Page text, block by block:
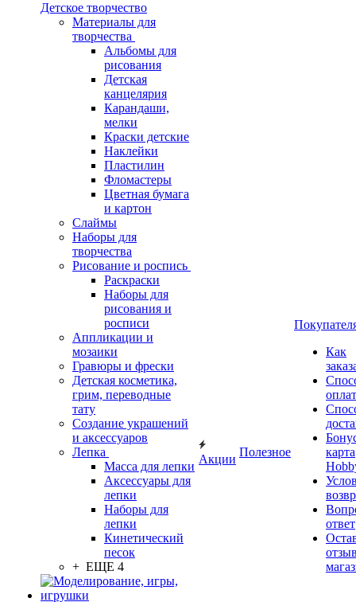
Детское творчество
Материалы для
творчества
Альбомы для
рисования
Детская
канцелярия
Карандаши,
мелки
Краски детские
Наклейки
Пластилин
Фломастеры
Цветная бумага
и картон
Слаймы
Наборы для
творчества
Рисование и роспись
Раскраски
Наборы для
рисования и
росписи
Аппликации и
мозаики
Гравюры и фрески
Детская косметика,
грим, переводные
тату
Создание украшений
и аксессуаров
Лепка
Масса для лепки
Аксессуары для
лепки
Наборы для
лепки
Кинетический
песок
+ ЕЩЕ 4
Акции
Полезное
Как
карта
ответ